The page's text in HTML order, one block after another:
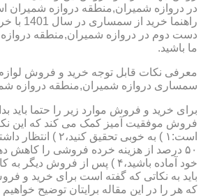
در دروازه شمیران,منطقه دروازه شمیران
راهنما
دست دوم در دروازه شمیران,منطقه
ما باشید.
معرفی نکات قابل توجه خرید و فروش
سمساری دروازه شمیران,منطقه دروازه
برای خرید و فروش موارد زیر را حتما باید
فروش موفقیت آمیز کمک می کند که این
۵۰ درصد از هزینه خرده فروشی را کاهش
خود آماده باشید،۴ ) پس از فروش
باید به نکاتی که گفته است برای خرید و
که هر را در این مقاله برایتان توضیح خواهیم